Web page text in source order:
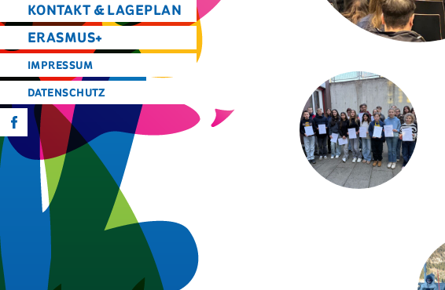
KONTAKT & LAGEPLAN
ERASMUS+
IMPRESSUM
DATENSCHUTZ
f